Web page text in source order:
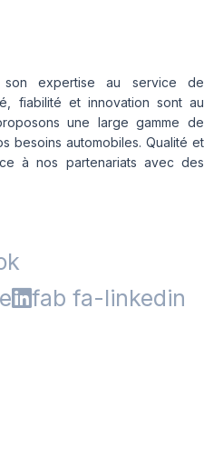
son expertise au service de
fiabilité et innovation sont au
une large gamme de
besoins automobiles. Qualité et
à nos partenariats avec des
fab fa-linkedin